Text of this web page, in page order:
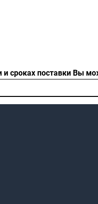
сроках поставки Вы